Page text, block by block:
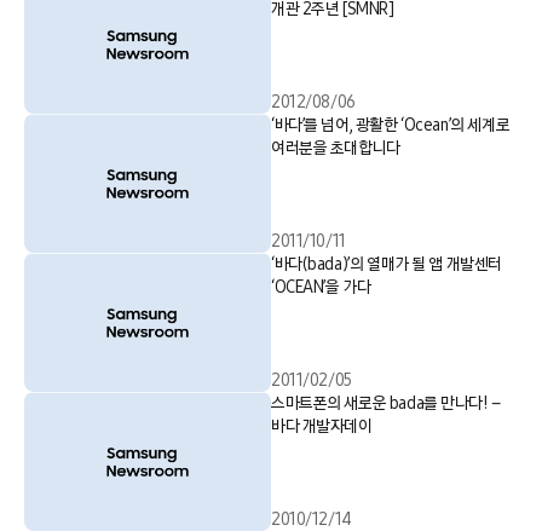
개관 2주년 [SMNR]
2012/08/06
‘바다’를 넘어, 광활한 ‘Ocean’의 세계로
여러분을 초대합니다
2011/10/11
‘바다(bada)’의 열매가 될 앱 개발센터
‘OCEAN’을 가다
2011/02/05
스마트폰의 새로운 bada를 만나다! –
바다 개발자데이
2010/12/14